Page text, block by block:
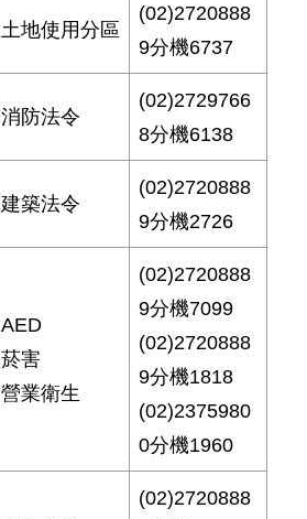
土地使用分區
(02)2720888
9分機6737
消防法令
(02)2729766
8分機6138
建築法令
(02)2720888
9分機2726
AED
菸害
營業衛生
(02)2720888
9分機7099
(02)2720888
9分機1818
(02)2375980
0分機1960
(02)2720888